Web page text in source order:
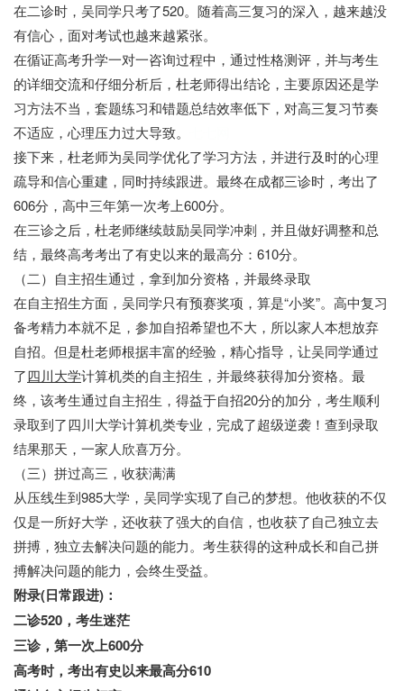
在二诊时，吴同学只考了520。随着高三复习的深入，越来越没
有信心，面对考试也越来越紧张。
在循证高考升学一对一咨询过程中，通过性格测评，并与考生
的详细交流和仔细分析后，杜老师得出结论，主要原因还是学
习方法不当，套题练习和错题总结效率低下，对高三复习节奏
不适应，心理压力过大导致。
接下来，杜老师为吴同学优化了学习方法，并进行及时的心理
疏导和信心重建，同时持续跟进。最终在成都三诊时，考出了
606分，高中三年第一次考上600分。
在三诊之后，杜老师继续鼓励吴同学冲刺，并且做好调整和总
结，最终高考考出了有史以来的最高分：610分。
（二）自主招生通过，拿到加分资格，并最终录取
在自主招生方面，吴同学只有预赛奖项，算是“小奖”。高中复习
备考精力本就不足，参加自招希望也不大，所以家人本想放弃
自招。但是杜老师根据丰富的经验，精心指导，让吴同学通过
了四川大学计算机类的自主招生，并最终获得加分资格。最
终，该考生通过自主招生，得益于自招20分的加分，考生顺利
录取到了四川大学计算机类专业，完成了超级逆袭！查到录取
结果那天，一家人欣喜万分。
（三）拼过高三，收获满满
从压线生到985大学，吴同学实现了自己的梦想。他收获的不仅
仅是一所好大学，还收获了强大的自信，也收获了自己独立去
拼搏，独立去解决问题的能力。考生获得的这种成长和自己拼
搏解决问题的能力，会终生受益。
附录(日常跟进)：
二诊520，考生迷茫
三诊，第一次上600分
高考时，考出有史以来最高分610